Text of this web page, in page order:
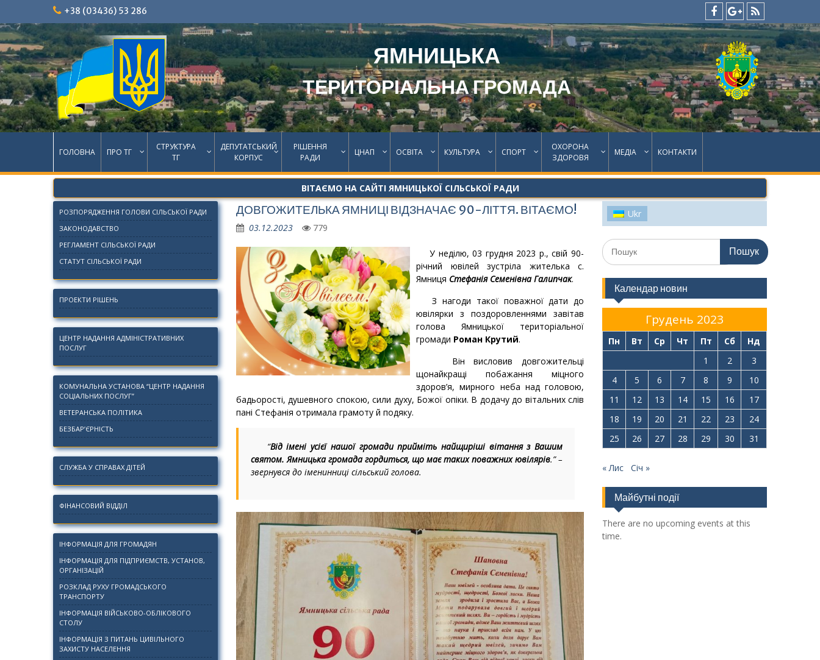
content
+38 (03436) 53 286
facebook
google
plus
feed
ЯМНИЦЬКА
ТЕРИТОРІАЛЬНА ГРОМАДА
ГОЛОВНА ПРО ТГ
СТРУКТУРА
ТГ
ДЕПУТАТСЬКИЙ
КОРПУС
РІШЕННЯ
РАДИ
ЦНАП ОСВІТА КУЛЬТУРА СПОРТ
ОХОРОНА
ЗДОРОВЯ
МЕДІА КОНТАКТИ
ВІТАЄМО НА САЙТІ ЯМНИЦЬКОЇ СІЛЬСЬКОЇ РАДИ
ДОВГОЖИТЕЛЬКА ЯМНИЦІ ВІДЗНАЧАЄ 90-ЛІТТЯ. ВІТАЄМО!
03.12.2023 779
У неділю, 03 грудня 2023 р., свій 90-
річний ювілей зустріла жителька с.
Ямниця Стефанія Семенівна Галипчак.
З нагоди такої поважної дати до
ювілярки з поздоровленнями завітав
голова Ямницької територіальної
громади Роман Крутий.
Він висловив довгожительці
щонайкращі побажання міцного
здоров’я, мирного неба над головою,
бадьорості, душевного спокою, сили духу, Божої опіки. В додачу до вітальних слів
пані Стефанія отримала грамоту й подяку.
“Від імені усієї нашої громади прийміть найщиріші вітання з Вашим
святом. Ямницька громада гордиться, що має таких поважних ювілярів.” –
звернувся до іменинниці сільський голова.
РОЗПОРЯДЖЕННЯ ГОЛОВИ СІЛЬСЬКОЇ РАДИ
ЗАКОНОДАВСТВО
РЕГЛАМЕНТ СІЛЬСЬКОЇ РАДИ
СТАТУТ СІЛЬСЬКОЇ РАДИ
ПРОЕКТИ РІШЕНЬ
ЦЕНТР НАДАННЯ АДМІНІСТРАТИВНИХ
ПОСЛУГ
КОМУНАЛЬНА УСТАНОВА “ЦЕНТР НАДАННЯ
СОЦІАЛЬНИХ ПОСЛУГ”
ВЕТЕРАНСЬКА ПОЛІТИКА
БЕЗБАР’ЄРНІСТЬ
СЛУЖБА У СПРАВАХ ДІТЕЙ
ФІНАНСОВИЙ ВІДДІЛ
ІНФОРМАЦІЯ ДЛЯ ГРОМАДЯН
ІНФОРМАЦІЯ ДЛЯ ПІДПРИЄМСТВ, УСТАНОВ,
ОРГАНІЗАЦІЙ
РОЗКЛАД РУХУ ГРОМАДСЬКОГО
ТРАНСПОРТУ
ІНФОРМАЦІЯ ВІЙСЬКОВО-ОБЛІКОВОГО
СТОЛУ
ІНФОРМАЦІЯ З ПИТАНЬ ЦИВІЛЬНОГО
ЗАХИСТУ НАСЕЛЕННЯ
Ukr
Шукати:
Календар новин
Грудень 2023
Пн Вт Ср Чт Пт Сб
Нд
1
2
3
4
5 6 7 8 9
10
11
12 13 14 15 16
17
18
19 20 21 22 23
24
25
26 27 28 29 30 31
« Лис Січ »
Майбутні події
There are no upcoming events at this
time.